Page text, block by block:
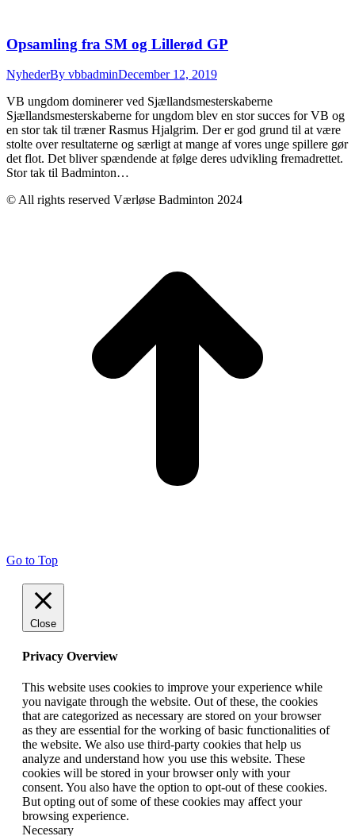
Opsamling fra SM og Lillerød GP
NyhederBy vbbadminDecember 12, 2019
VB ungdom dominerer ved Sjællandsmesterskaberne
Sjællandsmesterskaberne for ungdom blev en stor succes for VB og
en stor tak til træner Rasmus Hjalgrim. Der er god grund til at være
stolte over resultaterne og særligt at mange af vores unge spillere gør
det flot. Det bliver spændende at følge deres udvikling fremadrettet.
Stor tak til Badminton…
© All rights reserved Værløse Badminton 2024
Go to Top
Close
Privacy Overview
This website uses cookies to improve your experience while
you navigate through the website. Out of these, the cookies
that are categorized as necessary are stored on your browser
as they are essential for the working of basic functionalities of
the website. We also use third-party cookies that help us
analyze and understand how you use this website. These
cookies will be stored in your browser only with your
consent. You also have the option to opt-out of these cookies.
But opting out of some of these cookies may affect your
browsing experience.
Necessary